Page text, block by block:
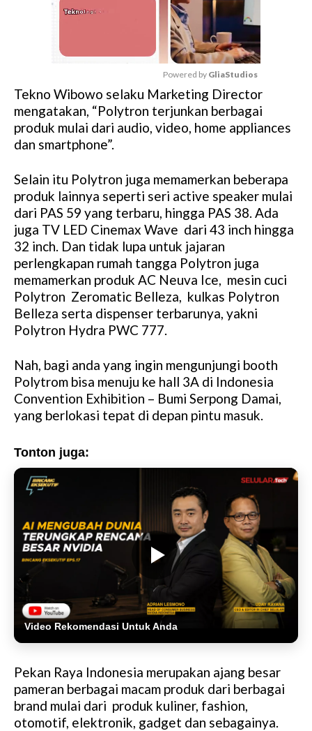
M
u
t
Powered by GliaStudios
Tekno Wibowo selaku Marketing Director
mengatakan, “Polytron terjunkan berbagai
produk mulai dari audio, video, home appliances
dan smartphone”.
Selain itu Polytron juga memamerkan beberapa
produk lainnya seperti seri active speaker mulai
dari PAS 59 yang terbaru, hingga PAS 38. Ada
juga TV LED Cinemax Wave dari 43 inch hingga
32 inch. Dan tidak lupa untuk jajaran
perlengkapan rumah tangga Polytron juga
memamerkan produk AC Neuva Ice, mesin cuci
Polytron Zeromatic Belleza, kulkas Polytron
Belleza serta dispenser terbarunya, yakni
Polytron Hydra PWC 777.
Nah, bagi anda yang ingin mengunjungi booth
Polytrom bisa menuju ke hall 3A di Indonesia
Convention Exhibition – Bumi Serpong Damai,
yang berlokasi tepat di depan pintu masuk.
Tonton juga:
Video Rekomendasi Untuk Anda
Pekan Raya Indonesia merupakan ajang besar
pameran berbagai macam produk dari berbagai
brand mulai dari produk kuliner, fashion,
otomotif, elektronik, gadget dan sebagainya.